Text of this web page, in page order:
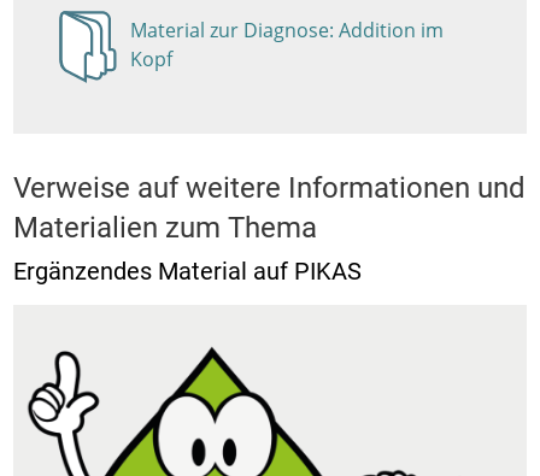
Anzeigen
Material zur Diagnose: Addition im
Kopf
Verweise auf weitere Informationen und
Materialien zum Thema
Ergänzendes Material auf PIKAS